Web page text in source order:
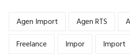
Agen Import Agen RTS
Freelance
Impor Import